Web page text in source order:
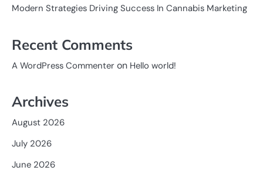
Modern Strategies Driving Success In Cannabis Marketing
Recent Comments
A WordPress Commenter on Hello world!
Archives
August 2026
July 2026
June 2026